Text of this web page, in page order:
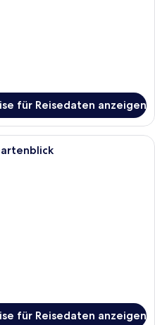
für Reisedaten anzeigen
Ein Hotelzimmer mit einem großen
für Reisedaten anzeigen